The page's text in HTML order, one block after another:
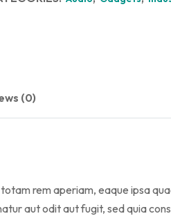
(0)
rem aperiam, eaque ipsa
aut odit aut fugit, sed quia